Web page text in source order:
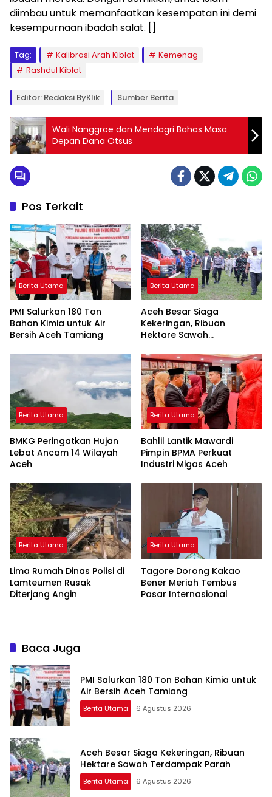
diimbau untuk memanfaatkan kesempatan ini demi
kesempurnaan ibadah salat. []
Tag: Kalibrasi Arah Kiblat
Kemenag
Rashdul Kiblat
Editor: Redaksi ByKlik Sumber Berita
Wali Nanggroe dan Mendagri Bahas Masa
Depan Dana Otsus
Pos Terkait
Berita Utama
PMI Salurkan 180 Ton
Bahan Kimia untuk Air
Bersih Aceh Tamiang
Berita Utama
Aceh Besar Siaga
Kekeringan, Ribuan
Hektare Sawah
Berita Utama
BMKG Peringatkan Hujan
Lebat Ancam 14 Wilayah
Aceh
Berita Utama
Bahlil Lantik Mawardi
Pimpin BPMA Perkuat
Industri Migas Aceh
Berita Utama
Lima Rumah Dinas Polisi di
Lamteumen Rusak
Diterjang Angin
Berita Utama
Tagore Dorong Kakao
Bener Meriah Tembus
Pasar Internasional
Baca Juga
PMI Salurkan 180 Ton Bahan Kimia untuk
Air Bersih Aceh Tamiang
Berita Utama 6 Agustus 2026
Aceh Besar Siaga Kekeringan, Ribuan
Hektare Sawah Terdampak Parah
Berita Utama 6 Agustus 2026